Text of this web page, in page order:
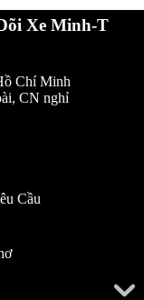
Xe Minh-T
Chí Minh
CN nghỉ
Cầu